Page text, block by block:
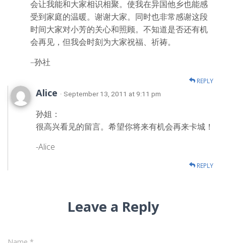
会让我能和大家相识相聚。使我在异国他乡也能感
受到家庭的温暖。谢谢大家。同时也非常感谢这段
时间大家对小芳的关心和照顾。不知道是否还有机
会再见，但我会时刻为大家祝福、祈祷。
–孙社
REPLY
Alice · September 13, 2011 at 9:11 pm
孙姐：
很高兴看见的留言。希望你将来有机会再来卡城！
-Alice
REPLY
Leave a Reply